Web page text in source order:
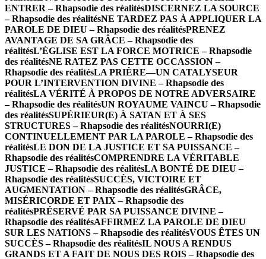
ENTRER – Rhapsodie des réalitésDISCERNEZ LA SOURCE
– Rhapsodie des réalitésNE TARDEZ PAS À APPLIQUER LA
PAROLE DE DIEU – Rhapsodie des réalitésPRENEZ
AVANTAGE DE SA GRÂCE – Rhapsodie des
réalitésL’ÉGLISE EST LA FORCE MOTRICE – Rhapsodie
des réalitésNE RATEZ PAS CETTE OCCASSION –
Rhapsodie des réalitésLA PRIÈRE—UN CATALYSEUR
POUR L’INTERVENTION DIVINE – Rhapsodie des
réalitésLA VÉRITÉ À PROPOS DE NOTRE ADVERSAIRE
– Rhapsodie des réalitésUN ROYAUME VAINCU – Rhapsodie
des réalitésSUPÉRIEUR(E) À SATAN ET À SES
STRUCTURES – Rhapsodie des réalitésNOURRI(E)
CONTINUELLEMENT PAR LA PAROLE – Rhapsodie des
réalitésLE DON DE LA JUSTICE ET SA PUISSANCE –
Rhapsodie des réalitésCOMPRENDRE LA VÉRITABLE
JUSTICE – Rhapsodie des réalitésLA BONTÉ DE DIEU –
Rhapsodie des réalitésSUCCÈS, VICTOIRE ET
AUGMENTATION – Rhapsodie des réalitésGRÂCE,
MISÉRICORDE ET PAIX – Rhapsodie des
réalitésPRÉSERVÉ PAR SA PUISSANCE DIVINE –
Rhapsodie des réalitésAFFIRMEZ LA PAROLE DE DIEU
SUR LES NATIONS – Rhapsodie des réalitésVOUS ÊTES UN
SUCCÈS – Rhapsodie des réalitésIL NOUS A RENDUS
GRANDS ET A FAIT DE NOUS DES ROIS – Rhapsodie des